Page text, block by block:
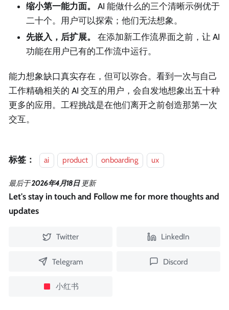
缩小第一能力面。
AI 能做什么的三个清晰示例优于
二十个。用户可以探索；他们无法想象。
先嵌入，后扩展。
在添加新工作流界面之前，让 AI
功能在用户已有的工作流中运行。
能力想象缺口真实存在，但可以弥合。看到一次与自己
工作精确相关的 AI 交互的用户，会自发地想象出五十种
更多的应用。工程挑战是在他们离开之前创造那第一次
交互。
标签： ai product onboarding ux
最后于2026年4月18日 更新
Let's stay in touch and Follow me for more thoughts and
updates
Twitter LinkedIn
Telegram Discord
小红书